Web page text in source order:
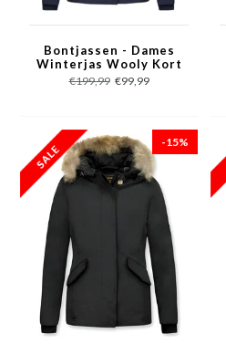
Bontjassen - Dames
Winterjas Wooly Kort
- Grote Bontkraag -
Blauw
€199,99 €99,99
-15%